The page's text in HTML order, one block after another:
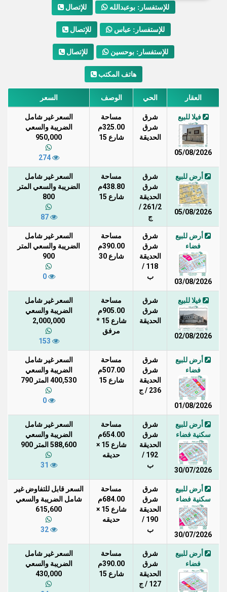
للإتصال للإستفسار: بوعبدالله
للإتصال للإستفسار: عباس
للإتصال للإستفسار: بوحسين
هاتف المكتب
العقار الحي الوصف السعر
فيلا للبيع
05/08/2026
شرق
شرق
الحديقة
مساحة
325.00م
شارع 15
السعر غير شامل
الضريبة والسعي
950,000
274
أرض للبيع
05/08/2026
شرق
شرق
الحديقة
261/2 /
ج
مساحة
438.80م
شارع 15
السعر غير شامل
الضريبة والسعي المتر
800
87
أرض للبيع
فضاء
03/08/2026
شرق
شرق
الحديقة
118 /
ب
مساحة
390.00م
شارع 30
السعر غير شامل
الضريبة والسعي المتر
900
0
فيلا للبيع
02/08/2026
شرق
شرق
الحديقة
مساحة
905.00م
شارع 15 *
مرفق
السعر غير شامل
الضريبة والسعي
2,000,000
أرض للبيع
فضاء
01/08/2026
شرق
شرق
الحديقة
236 / ج
مساحة
507.00م
شارع 15
السعر غير شامل
الضريبة والسعي
400,530 المتر 790
0
أرض للبيع
سكنية فضاء
30/07/2026
شرق
شرق
الحديقة
192 /
ب
مساحة
654.00م
شارع 15 ×
حديقه
السعر غير شامل
الضريبة والسعي
588,600 المتر 900
أرض للبيع
سكنية فضاء
30/07/2026
شرق
شرق
الحديقة
190 /
ب
مساحة
684.00م
شارع 15 ×
حديقه
السعر قابل للتفاوض غير
شامل الضريبة والسعي
615,600
32
أرض للبيع
فضاء
شرق
شرق
الحديقة
127 / ج
مساحة
390.00م
شارع 15
السعر غير شامل
الضريبة والسعي
430,000